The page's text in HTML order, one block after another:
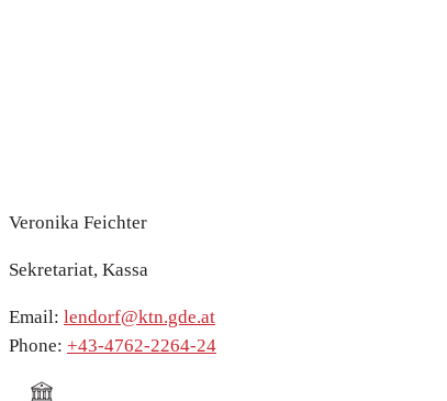
Veronika Feichter
Sekretariat, Kassa
Email: lendorf@ktn.gde.at
Phone: +43-4762-2264-24